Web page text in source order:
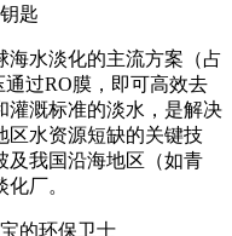
匙
海水淡化的主流方案（占
过RO膜，即可高效去
灌溉标准的淡水，是解决
区水资源短缺的关键技
及我国沿海地区（如青
厂。
的环保卫士